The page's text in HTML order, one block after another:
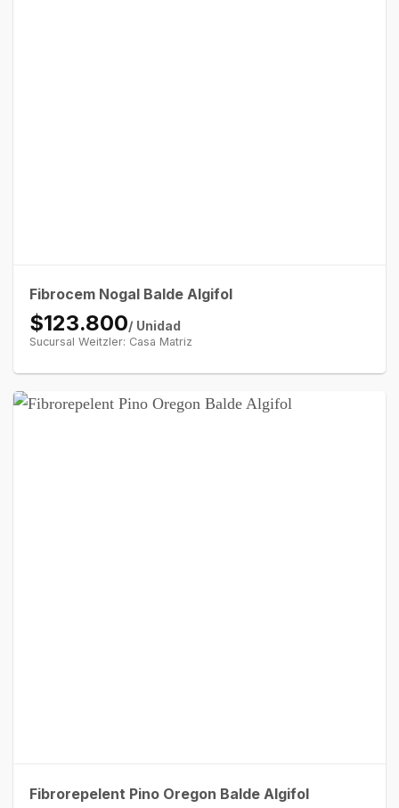
Fibrocem Nogal Balde Algifol
$123.800/ Unidad
Sucursal Weitzler: Casa Matriz
Fibrorepelent Pino Oregon Balde Algifol